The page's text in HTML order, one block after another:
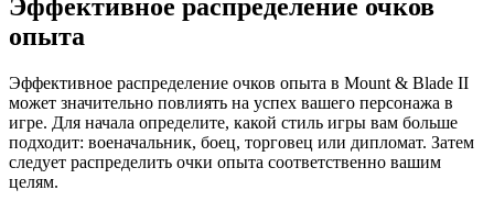
Эффективное распределение очков
опыта
Эффективное распределение очков опыта в Mount & Blade II
может значительно повлиять на успех вашего персонажа в
игре. Для начала определите, какой стиль игры вам больше
подходит: военачальник, боец, торговец или дипломат. Затем
следует распределить очки опыта соответственно вашим
целям.